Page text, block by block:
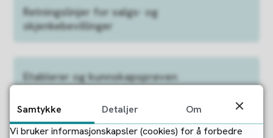
Retningslinjer for salgs- og
skjenkebevillinger
Etablerer og kunnskapsprøven
Omsetningsoppgave
Samtykke Detaljer
Om
Vi bruker informasjonskapsler (cookies) for å forbedre